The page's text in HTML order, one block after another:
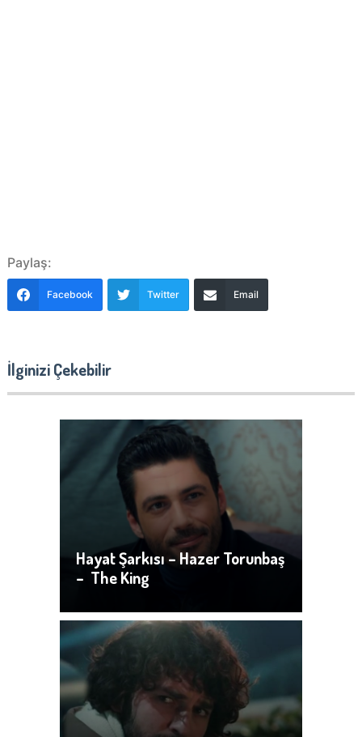
Paylaş:
Facebook Twitter Email
İlginizi Çekebilir
Hayat Şarkısı – Hazer Torunbaş
– The King